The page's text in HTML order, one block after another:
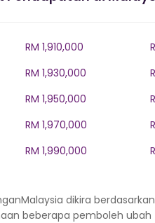
RM 1,910,000
RM 1,930,000
RM 1,950,000
RM 1,970,000
RM 1,990,000
dikira
beberapa pemboleh